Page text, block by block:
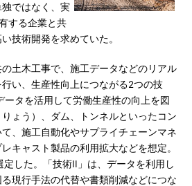
ではなく、実
する企業と共
技術開発を求めていた。
土木工事で、施工データなどのリアル
い、生産性向上につながる2つの技
ータを活用して労働生産性の向上を図
ょう）、ダム、トンネルといったコン
、施工自動化やサプライチェーンマネ
キャスト製品の利用拡大などを想定。
した。「技術II」は、データを利用し
現行手法の代替や書類削減などにつな